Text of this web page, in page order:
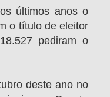
últimos anos o
o título de eleitor
pediram o
deste ano no